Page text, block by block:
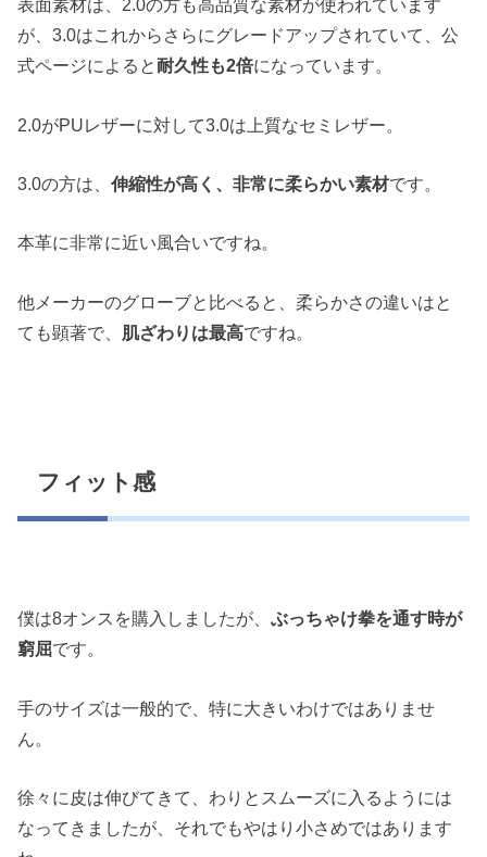
表面素材は、2.0の方も高品質な素材が使われています
が、3.0はこれからさらにグレードアップされていて、公
式ページによると耐久性も2倍になっています。
2.0がPUレザーに対して3.0は上質なセミレザー。
3.0の方は、伸縮性が高く、非常に柔らかい素材です。
本革に非常に近い風合いですね。
他メーカーのグローブと比べると、柔らかさの違いはと
ても顕著で、 肌ざわりは最高ですね。
フィット感
僕は8オンスを購入しましたが、ぶっちゃけ拳を通す時が
窮屈です。
手のサイズは一般的で、特に大きいわけではありませ
ん。
徐々に皮は伸びてきて、わりとスムーズに入るようには
なってきましたが、それでもやはり小さめではあります